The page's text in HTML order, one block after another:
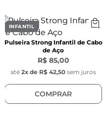
INFANTIL
Pulseira Strong Infantil de Cabo
de Aço
R$ 85,00
até 2x de R$ 42,50 sem juros
COMPRAR